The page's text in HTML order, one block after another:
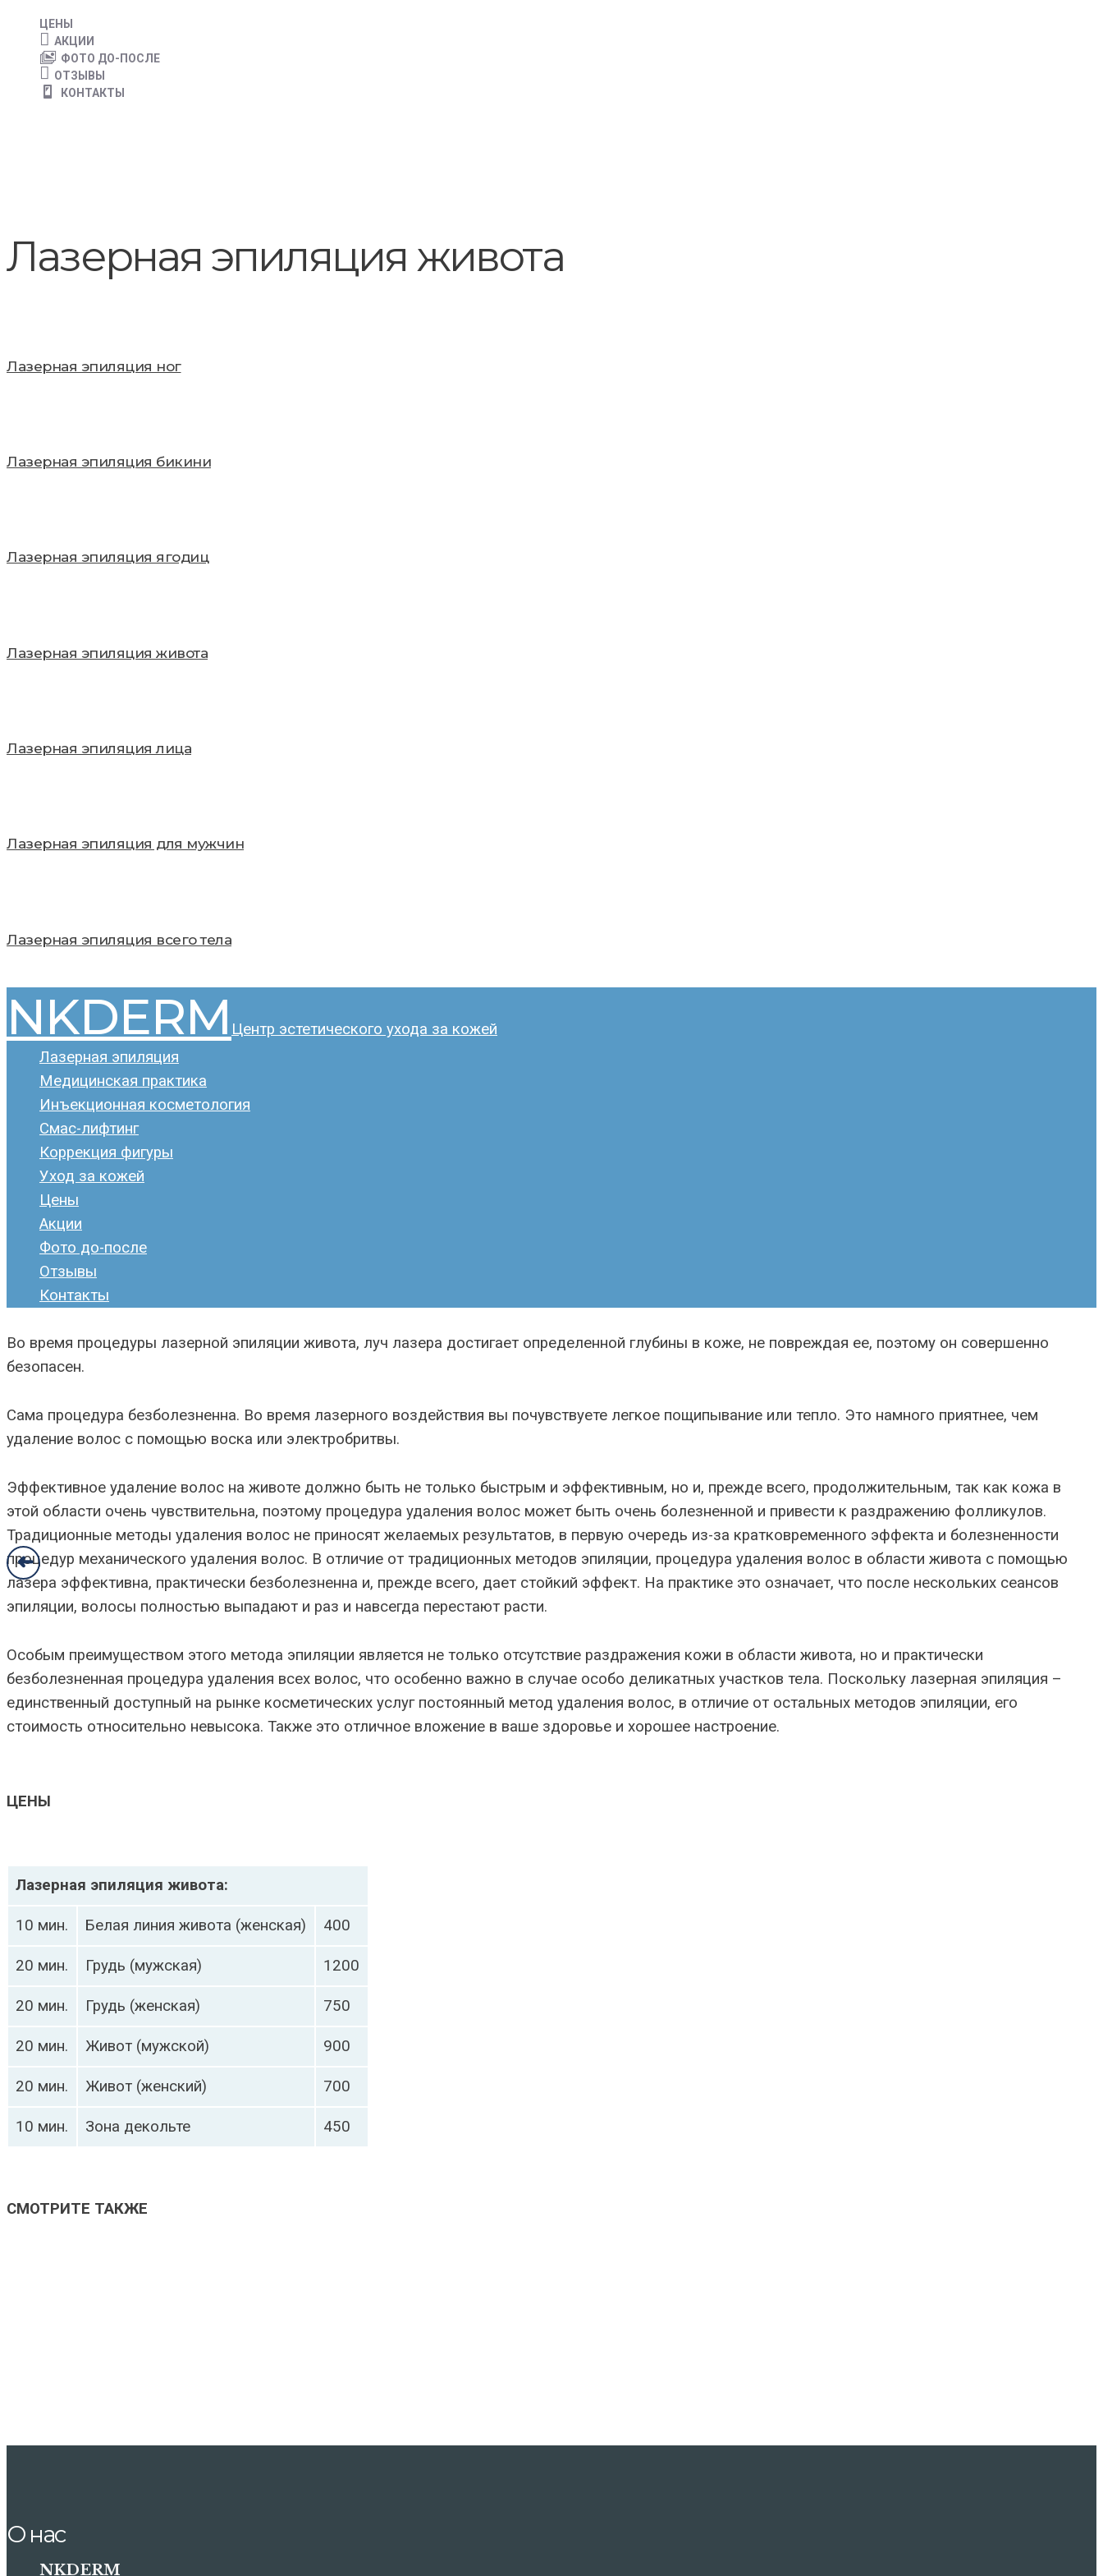
➜
ЦЕНЫ
АКЦИИ
ФОТО ДО-ПОСЛЕ
ОТЗЫВЫ
КОНТАКТЫ
Лазерная эпиляция живота
Лазерная эпиляция ног
Лазерная эпиляция бикини
Лазерная эпиляция ягодиц
Лазерная эпиляция живота
Лазерная эпиляция лица
Лазерная эпиляция для мужчин
Лазерная эпиляция всего тела
NKDERM Центр эстетического ухода за кожей
Лазерная эпиляция
Медицинская практика
Инъекционная косметология
Смас-лифтинг
Коррекция фигуры
Уход за кожей
Цены
Акции
Фото до-после
Отзывы
Контакты
Во время процедуры лазерной эпиляции живота, луч лазера достигает определенной глубины в коже, не повреждая ее, поэтому он совершенно
безопасен.
Сама процедура безболезненна. Во время лазерного воздействия вы почувствуете легкое пощипывание или тепло. Это намного приятнее, чем
удаление волос с помощью воска или электробритвы.
Эффективное удаление волос на животе должно быть не только быстрым и эффективным, но и, прежде всего, продолжительным, так как кожа в
этой области очень чувствительна, поэтому процедура удаления волос может быть очень болезненной и привести к раздражению фолликулов.
Традиционные методы удаления волос не приносят желаемых результатов, в первую очередь из-за кратковременного эффекта и болезненности
процедур механического удаления волос. В отличие от традиционных методов эпиляции, процедура удаления волос в области живота с помощью
лазера эффективна, практически безболезненна и, прежде всего, дает стойкий эффект. На практике это означает, что после нескольких сеансов
эпиляции, волосы полностью выпадают и раз и навсегда перестают расти.
Особым преимуществом этого метода эпиляции является не только отсутствие раздражения кожи в области живота, но и практически
безболезненная процедура удаления всех волос, что особенно важно в случае особо деликатных участков тела. Поскольку лазерная эпиляция –
единственный доступный на рынке косметических услуг постоянный метод удаления волос, в отличие от остальных методов эпиляции, его
стоимость относительно невысока. Также это отличное вложение в ваше здоровье и хорошее настроение.
ЦЕНЫ
Лазерная эпиляция живота:
10 мин. Белая линия живота (женская) 400
20 мин. Грудь (мужская) 1200
20 мин. Грудь (женская) 750
20 мин. Живот (мужской) 900
20 мин. Живот (женский) 700
10 мин. Зона декольте 450
СМОТРИТЕ ТАКЖЕ
О нас
NKDERM